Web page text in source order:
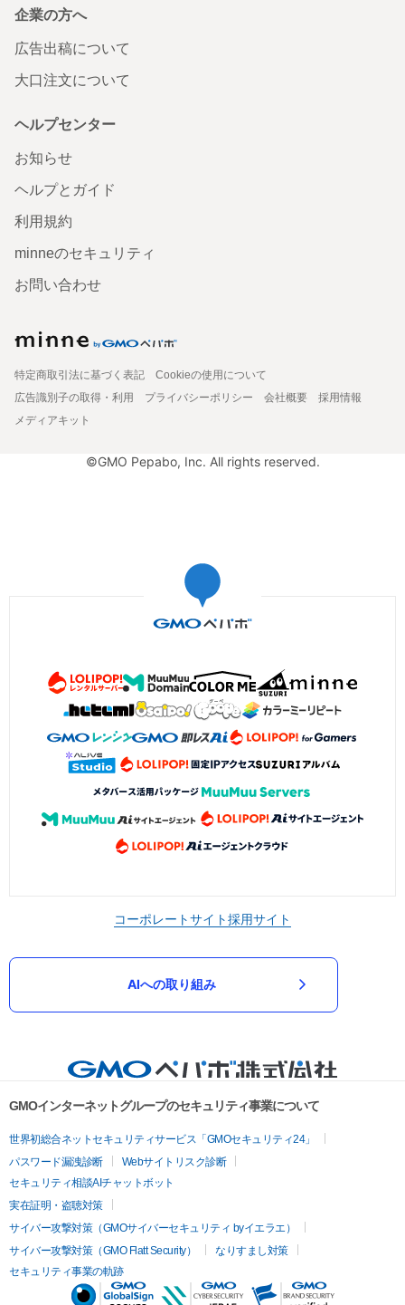
企業の方へ
広告出稿について
大口注文について
ヘルプセンター
お知らせ
ヘルプとガイド
利用規約
minneのセキュリティ
お問い合わせ
特定商取引法に基づく表記
Cookieの使用について
広告識別子の取得・利用
プライバシーポリシー 会社概要
採用情報
メディアキット
©GMO Pepabo, Inc. All rights reserved.
コーポレートサイト採用サイト
AIへの取り組み
GMOインターネットグループのセキュリティ事業について
世界初総合ネットセキュリティサービス「GMOセキュリティ24」
パスワード漏洩診断
Webサイトリスク診断
セキュリティ相談AIチャットボット
実在証明・盗聴対策
サイバー攻撃対策（GMOサイバーセキュリティ byイエラエ）
サイバー攻撃対策（GMO Flatt Security）
なりすまし対策
セキュリティ事業の軌跡